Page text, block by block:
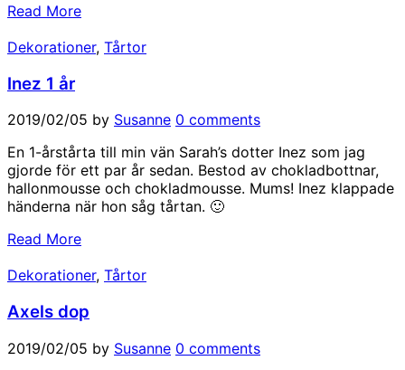
Read More
Dekorationer, Tårtor
Inez 1 år
2019/02/05 by Susanne 0 comments
En 1-årstårta till min vän Sarah’s dotter Inez som jag
gjorde för ett par år sedan. Bestod av chokladbottnar,
hallonmousse och chokladmousse. Mums! Inez klappade
händerna när hon såg tårtan. 🙂
Read More
Dekorationer, Tårtor
Axels dop
2019/02/05 by Susanne 0 comments